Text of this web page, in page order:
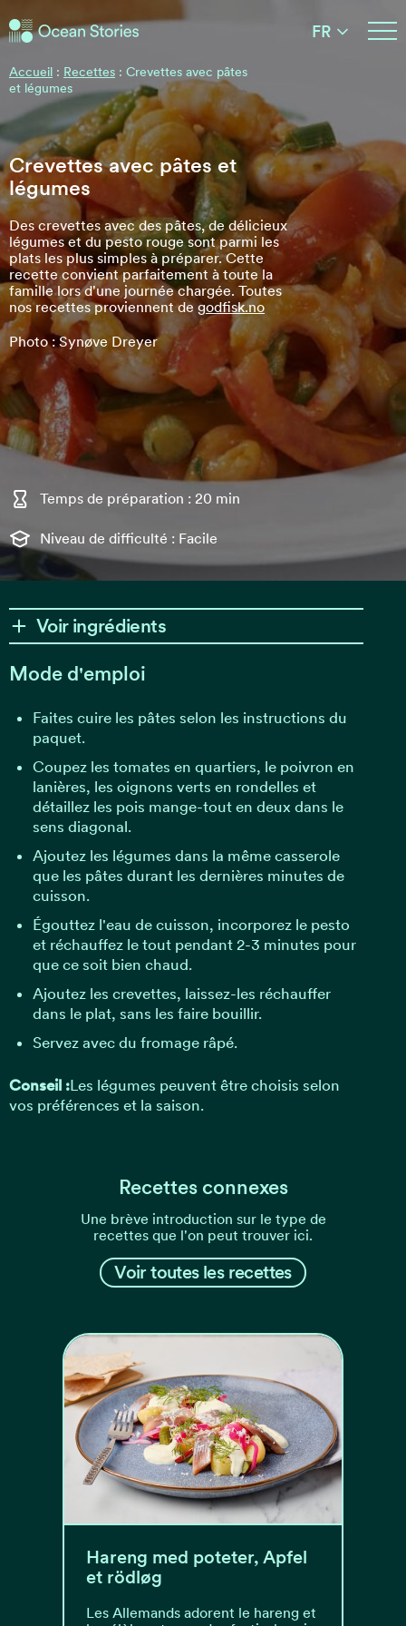
Histoires de l'Océan
FR
Accueil : Recettes : Crevettes avec pâtes
et légumes
Crevettes avec pâtes et
légumes
Des crevettes avec des pâtes, de délicieux
légumes et du pesto rouge sont parmi les
plats les plus simples à préparer. Cette
recette convient parfaitement à toute la
famille lors d'une journée chargée. Toutes
nos recettes proviennent degodfisk.no
Photo : Synøve Dreyer
Temps de préparation : 20 min
Niveau de difficulté : Facile
Voir ingrédients
Mode d'emploi
Faites cuire les pâtes selon les instructions du
paquet.
Coupez les tomates en quartiers, le poivron en
lanières, les oignons verts en rondelles et
détaillez les pois mange-tout en deux dans le
sens diagonal.
Ajoutez les légumes dans la même casserole
que les pâtes durant les dernières minutes de
cuisson.
Égouttez l'eau de cuisson, incorporez le pesto
et réchauffez le tout pendant 2-3 minutes pour
que ce soit bien chaud.
Ajoutez les crevettes, laissez-les réchauffer
dans le plat, sans les faire bouillir.
Servez avec du fromage râpé.
Conseil :Les légumes peuvent être choisis selon
vos préférences et la saison.
Recettes connexes
Une brève introduction sur le type de
recettes que l'on peut trouver ici.
Voir toutes les recettes
Hareng med poteter, Apfel
et rödløg
Les Allemands adorent le hareng et